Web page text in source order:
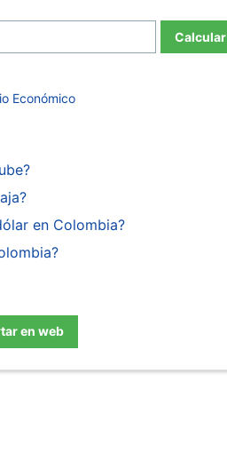
Calcular
Económico
en Colombia?
en web